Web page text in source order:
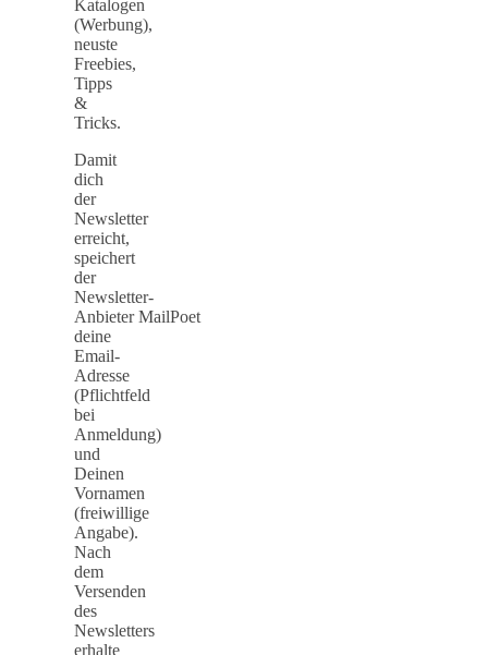
Katalogen
(Werbung),
neuste
Freebies,
Tipps
&
Tricks.
Damit
dich
der
Newsletter
erreicht,
speichert
der
Newsletter-
Anbieter MailPoet
deine
Email-
Adresse
(Pflichtfeld
bei
Anmeldung)
und
Deinen
Vornamen
(freiwillige
Angabe).
Nach
dem
Versenden
des
Newsletters
erhalte